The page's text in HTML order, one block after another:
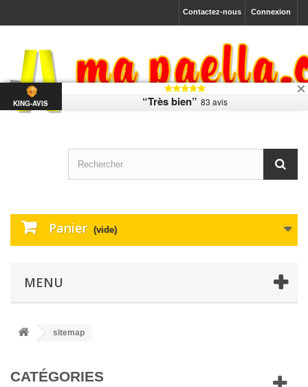
Connexion
Contactez-nous
Panier (vide)
MENU
sitemap
CATÉGORIES
KING-AVIS “Très bien” 83 avis